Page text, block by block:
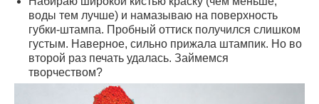
воды тем лучше) и намазываю на поверхность
губки-штампа. Пробный оттиск получился слишком
густым. Наверное, сильно прижала штампик. Но во
второй раз печать удалась. Займемся
творчеством?